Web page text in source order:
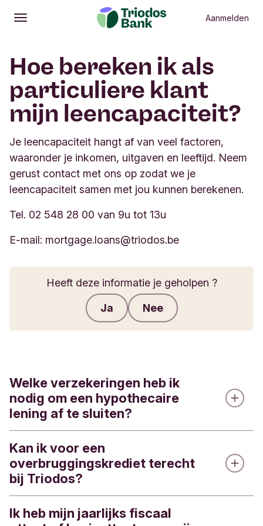
Openen
Hoofdmenu Aanmelden
Hoe bereken ik als
particuliere klant
mijn leencapaciteit?
Je leencapaciteit hangt af van veel factoren,
waaronder je inkomen, uitgaven en leeftijd. Neem
gerust contact met ons op zodat we je
leencapaciteit samen met jou kunnen berekenen.
Tel. 02 548 28 00 van 9u tot 13u
E-mail: mortgage.loans@triodos.be
Heeft deze informatie je geholpen ?
Ja Nee
Welke verzekeringen heb ik
nodig om een hypothecaire
lening af te sluiten?
Brandverzekering: je verzekert de
eigendom(men) voor de nieuwe herbouwwaarde
en voor de gehele werkelijke looptijd van de
lening. Triodos Bank kan jou vragen om de
verzekeringsdekking te verhogen als ze te laag
Kan ik voor een
overbruggingskrediet terecht
bij Triodos?
Nee, Triodos Bank niet langer de mogelijkheid om
Ik heb mijn jaarlijks fiscaal